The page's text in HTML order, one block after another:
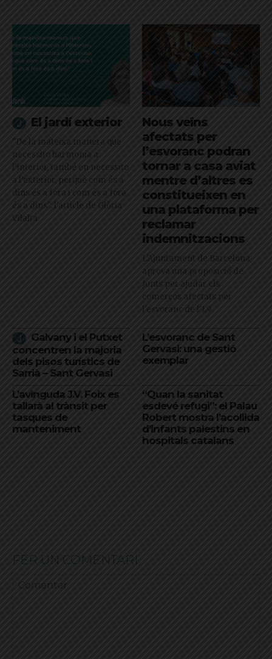
El jardí exterior
"De la mateixa manera que
necessito harmonia a
l’interior, també en necessito
a l’exterior, perquè com és a
dins és a fora i com és a fora
és a dins": l'article de Glòria
Vilalta
Nous veïns
afectats per
l’esvoranc podran
tornar a casa aviat
mentre d’altres es
constitueixen en
una plataforma per
reclamar
indemnitzacions
L’Ajuntament de Barcelona
aprova una proposició de
Junts per ajudar els
comerços afectats per
l'esvoranc de l'L9
Galvany i el Putxet
concentren la majoria
dels pisos turístics de
Sarrià – Sant Gervasi
L’esvoranc de Sant
Gervasi: una gestió
exemplar
L’avinguda J.V. Foix es
tallarà al trànsit per
tasques de
manteniment
“Quan la sanitat
esdevé refugi”: el Palau
Robert mostra l’acollida
d’infants palestins en
hospitals catalans
FER UN COMENTARI